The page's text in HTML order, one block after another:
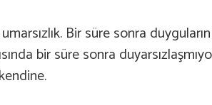
Bir süre sonra
bir süre sonra